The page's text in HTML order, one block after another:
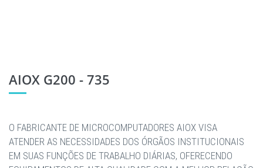
AIOX G200 - 735
O FABRICANTE DE MICROCOMPUTADORES AIOX VISA
ATENDER AS NECESSIDADES DOS ÓRGÃOS INSTITUCIONAIS
EM SUAS FUNÇÕES DE TRABALHO DIÁRIAS, OFERECENDO